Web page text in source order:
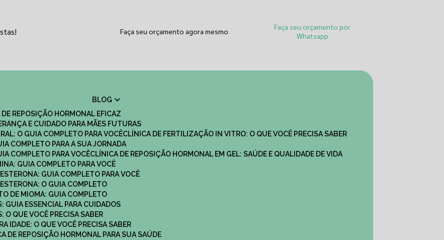
Faça seu orçamento agora mesmo
Faça seu orçamento por
Whatsapp
BLOG
REPOSIÇÃO HORMONAL EFICAZ
E CUIDADO PARA MÃES FUTURAS
O GUIA COMPLETO PARA VOCÊ
CLÍNICA DE FERTILIZAÇÃO IN VITRO: O QUE VOCÊ PRECISA SABER
COMPLETO PARA A SUA JORNADA
COMPLETO PARA VOCÊ
CLÍNICA DE REPOSIÇÃO HORMONAL EM GEL: SAÚDE E QUALIDADE DE VIDA
GUIA COMPLETO PARA VOCÊ
GUIA COMPLETO PARA VOCÊ
O GUIA COMPLETO
DE MIOMA: GUIA COMPLETO
GUIA ESSENCIAL PARA CUIDADOS
O QUE VOCÊ PRECISA SABER
IDADE: O QUE VOCÊ PRECISA SABER
DE REPOSIÇÃO HORMONAL PARA SUA SAÚDE